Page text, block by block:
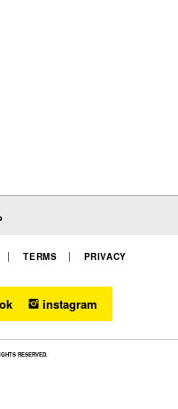
TERMS PRIVACY
instagram
RESERVED.